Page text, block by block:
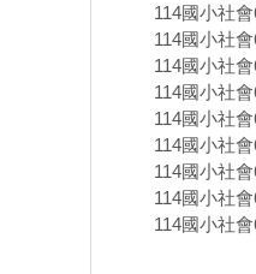
114國小社
114國小社
114國小社
114國小社
114國小社
114國小社
114國小社
114國小社
114國小社